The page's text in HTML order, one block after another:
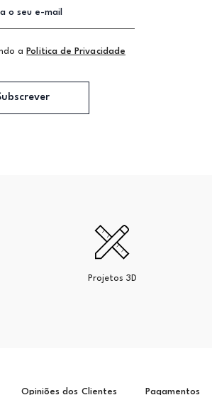
a Politica de Privacidade
Projetos 3D
Opiniões dos Clientes Pagamentos